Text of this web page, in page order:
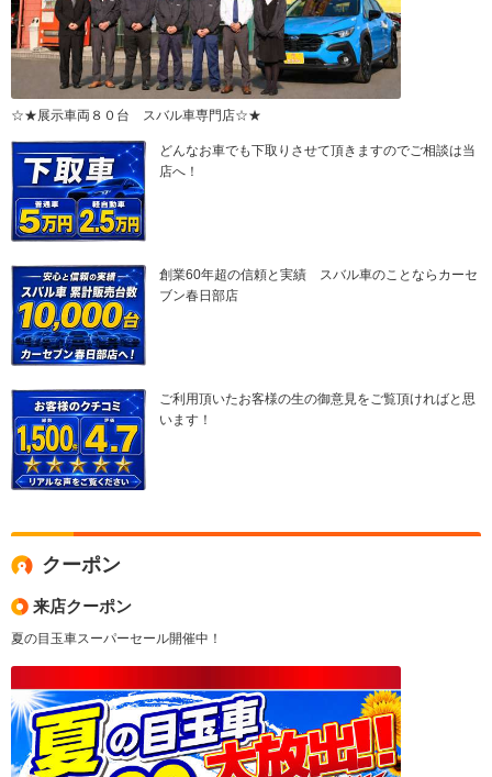
☆★展示車両８０台 スバル車専門店☆★
どんなお車でも下取りさせて頂きますのでご相談は当
店へ！
創業60年超の信頼と実績 スバル車のことならカーセ
ブン春日部店
ご利用頂いたお客様の生の御意見をご覧頂ければと思
います！
クーポン
来店クーポン
夏の目玉車スーパーセール開催中！